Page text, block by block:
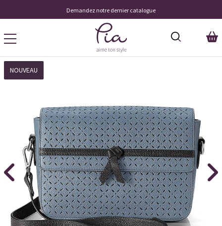
Demandez notre dernier catalogue
NOUVEAU